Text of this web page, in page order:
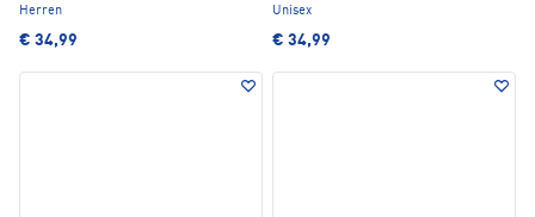
Herren
€ 34,99
Unisex
€ 34,99